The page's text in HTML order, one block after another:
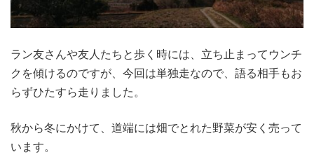
ラン友さんや友人たちと歩く時には、立ち止まってウンチ
クを傾けるのですが、今回は単独走なので、語る相手もお
らずひたすら走りました。
秋から冬にかけて、道端には畑でとれた野菜が安く売って
います。